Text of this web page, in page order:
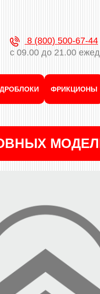
8 (800) 500-67-44
с 09.00 до 21.00
ФРИКЦИОНЫ